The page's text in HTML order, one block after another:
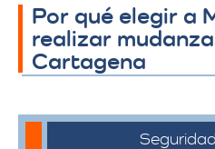
Por qué elegir a
realizar
Cartagena